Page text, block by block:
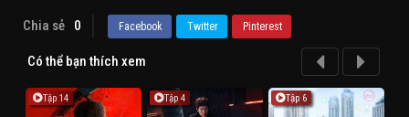
Chia sẻ 0 Facebook Twitter Pinterest
Có thể bạn thích xem
Tập 14 Tập 4 Tập 6